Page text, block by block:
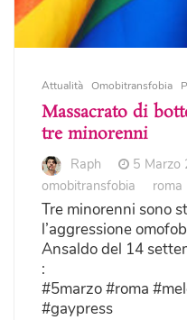
Attualità Omobitransfobia
Massacrato di
tre minorenni
Raph 5 Marzo
omobitransfobia
roma
Tre minorenni sono
l’aggressione
Ansaldo del 14
:
#5marzo #roma
#gaypress